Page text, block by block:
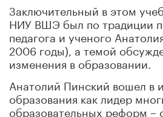
Заключительный в этом
НИУ ВШЭ был по традиции
педагога и ученого
2006 годы), а темой
изменения в образовании.
Анатолий Пинский вошел в
образования как лидер
образовательных реформ –